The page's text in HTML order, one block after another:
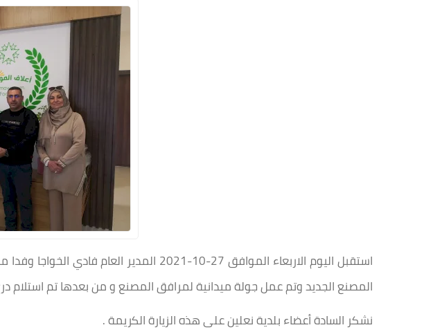
استقبل اليوم الاربعاء الموافق 27-10-
المصنع الجديد وتم عمل جولة ميدانية لمرافق المصنع و من بعدها تم استلام
نشكر السادة أعضاء بلدية نعلين على هذه الزيارة الكريمة .